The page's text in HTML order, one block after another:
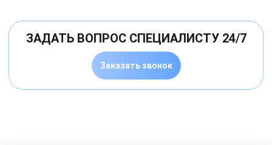
ЗАДАТЬ ВОПРОС СПЕЦИАЛИСТУ 24/7
Заказать звонок